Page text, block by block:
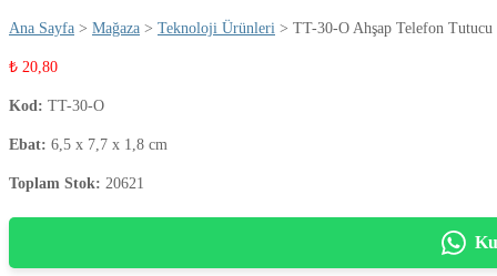
Ana Sayfa > Mağaza > Teknoloji Ürünleri > TT-30-O Ahşap Telefon Tutucu
₺ 20,80
Kod: TT-30-O
Ebat: 6,5 x 7,7 x 1,8 cm
Toplam Stok: 20621